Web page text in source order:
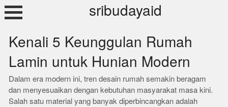
Skip
to
sribudayaid
Kenali 5 Keunggulan Rumah
Lamin untuk Hunian Modern
Dalam era modern ini, tren desain rumah semakin beragam
dan menyesuaikan dengan kebutuhan masyarakat masa kini.
Salah satu material yang banyak diperbincangkan adalah